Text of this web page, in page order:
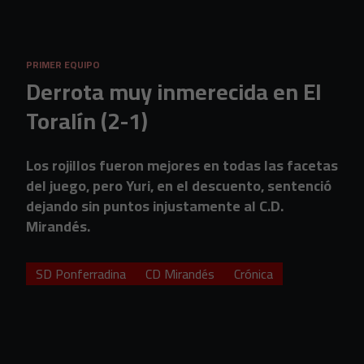
PRIMER EQUIPO
Derrota muy inmerecida en El
Toralín (2-1)
Los rojillos fueron mejores en todas las facetas
del juego, pero Yuri, en el descuento, sentenció
dejando sin puntos injustamente al C.D.
Mirandés.
SD Ponferradina CD Mirandés Crónica